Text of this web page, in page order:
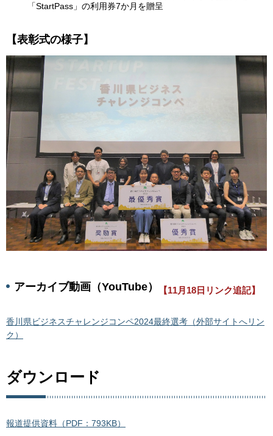
「StartPass」の利用券7か月を贈呈
【表彰式の様子】
アーカイブ動画（YouTube） 【11月18日リンク追記】
香川県ビジネスチャレンジコンペ2024最終選考（外部サイトへリン
ク）
ダウンロード
報道提供資料（PDF：793KB）